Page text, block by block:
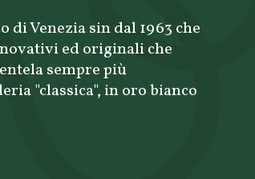
Venezia sin dal 1963 che
ed originali che
sempre più
"classica", in oro bianco